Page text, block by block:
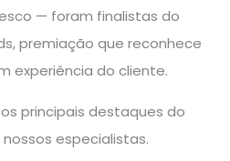
— foram finalistas do
premiação que reconhece
experiência do cliente.
principais destaques do
especialistas.